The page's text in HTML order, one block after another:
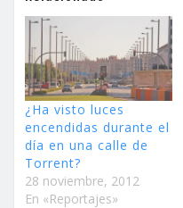
¿Ha visto luces
encendidas durante el
día en una calle de
Torrent?
28 noviembre, 2012
En «Reportajes»